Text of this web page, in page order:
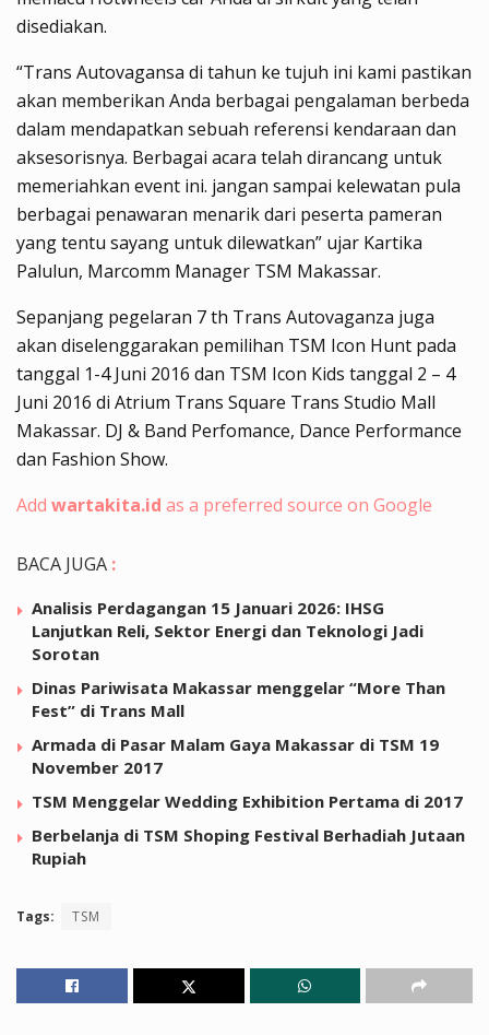
disediakan.
“Trans Autovagansa di tahun ke tujuh ini kami pastikan
akan memberikan Anda berbagai pengalaman berbeda
dalam mendapatkan sebuah referensi kendaraan dan
aksesorisnya. Berbagai acara telah dirancang untuk
memeriahkan event ini. jangan sampai kelewatan pula
berbagai penawaran menarik dari peserta pameran
yang tentu sayang untuk dilewatkan” ujar Kartika
Palulun, Marcomm Manager TSM Makassar.
Sepanjang pegelaran 7 th Trans Autovaganza juga
akan diselenggarakan pemilihan TSM Icon Hunt pada
tanggal 1-4 Juni 2016 dan TSM Icon Kids tanggal 2 – 4
Juni 2016 di Atrium Trans Square Trans Studio Mall
Makassar. DJ & Band Perfomance, Dance Performance
dan Fashion Show.
Add wartakita.id as a preferred source on Google
BACA JUGA :
Analisis Perdagangan 15 Januari 2026: IHSG
Lanjutkan Reli, Sektor Energi dan Teknologi Jadi
Sorotan
Dinas Pariwisata Makassar menggelar “More Than
Fest” di Trans Mall
Armada di Pasar Malam Gaya Makassar di TSM 19
November 2017
TSM Menggelar Wedding Exhibition Pertama di 2017
Berbelanja di TSM Shoping Festival Berhadiah Jutaan
Rupiah
Tags: TSM